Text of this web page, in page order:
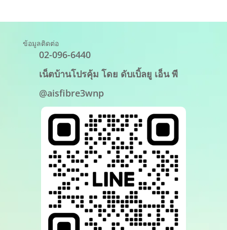
ข้อมูลติดต่อ
02-096-6440
เน็ตบ้านโปรคุ้ม โดย ดับเบิ้ลยู เอ็น พี
@aisfibre3wnp